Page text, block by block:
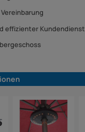
effizienter Kundendienst